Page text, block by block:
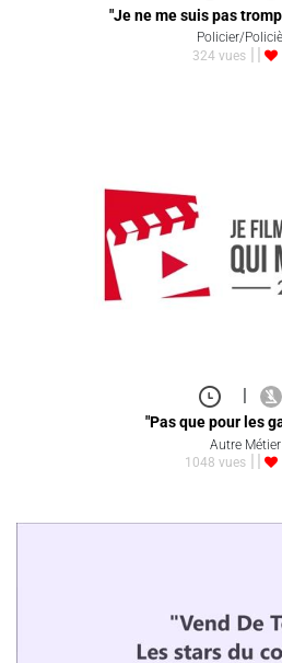
"Je ne me suis pas
Policier/
324 vues
|
"Pas que pour les
Autre Métier
1048 vues